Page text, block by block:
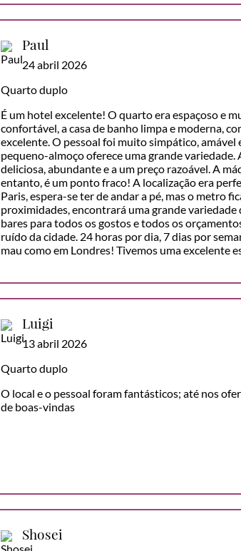
Paul
24 abril 2026
Quarto duplo
É um hotel excelente! O quarto era espaçoso e
confortável, a casa de banho limpa e moderna,
excelente. O pessoal foi muito simpático, amável
pequeno-almoço oferece uma grande variedade.
deliciosa, abundante e a um preço razoável. A
entanto, é um ponto fraco! A localização era
Paris, espera-se ter de andar a pé, mas o metro
proximidades, encontrará uma grande variedade
bares para todos os gostos e todos os
ruído da cidade. 24 horas por dia, 7 dias por
mau como em Londres! Tivemos uma excelente
Luigi
13 abril 2026
Quarto duplo
O local e o pessoal foram fantásticos; até nos
de boas-vindas
Shosei